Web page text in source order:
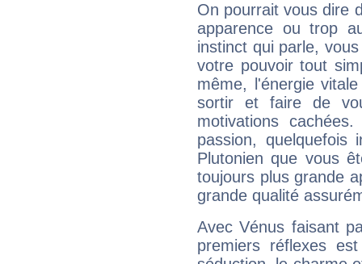
On pourrait vous dire
apparence ou trop
instinct qui parle,
votre pouvoir tout
même, l'énergie
sortir et faire de
motivations
passion, quelquefois
Plutonien que vous
toujours plus grande
grande qualité
Avec Vénus faisant
premiers réflexes